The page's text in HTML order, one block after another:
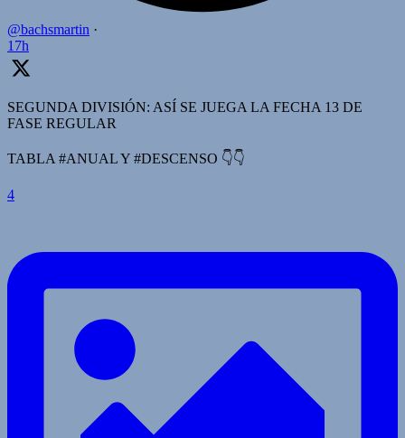
@bachsmartin ·
17h
SEGUNDA DIVISIÓN: ASÍ SE JUEGA LA FECHA 13 DE
FASE REGULAR
TABLA #ANUAL Y #DESCENSO 👇👇
4